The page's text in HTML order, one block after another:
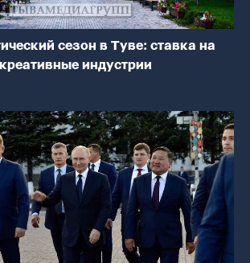
сезон в Туве: ставка на
индустрии